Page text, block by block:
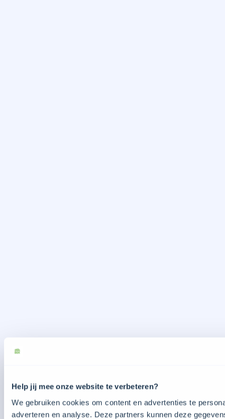
Help jij mee onze website te verbeteren?
We gebruiken cookies om content en advertenties te
adverteren en analyse. Deze partners kunnen deze